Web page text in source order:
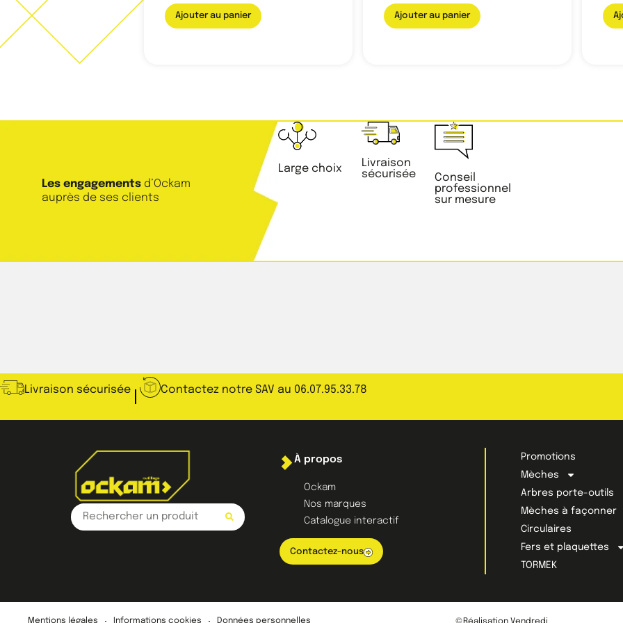
Ajouter au panier Ajouter au panier
Les engagements d’Ockam
auprès de ses clients
Large choix
Livraison
sécurisée
Conseil
professionnel
sur mesure
Livraison sécurisée Contactez notre SAV au 06.07.95.33.78
À propos
Ockam
Nos marques
Catalogue interactif
Contactez-nous
Promotions
Mèches
Arbres porte-outils
Mèches à façonner
Circulaires
Fers et plaquettes
TORMEK
Mentions légales Informations cookies Données personnelles